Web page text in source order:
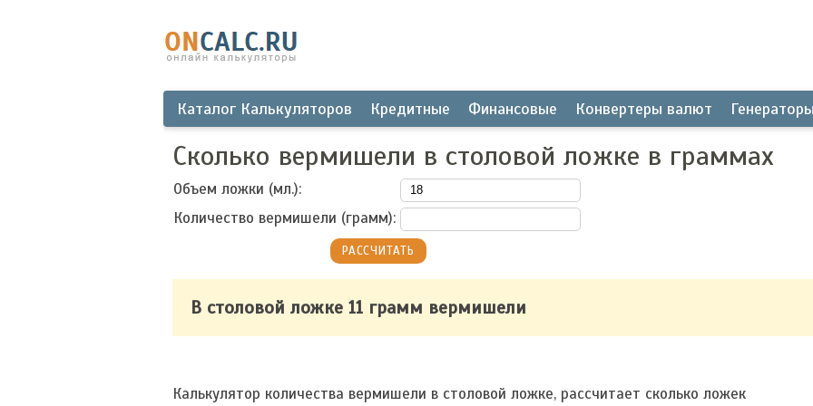
Каталог Калькуляторов Кредитные Финансовые Конвертеры валют
Сколько вермишели в столовой ложке в граммах
Объем ложки (мл.):
Количество вермишели (грамм):
В столовой ложке 11 грамм вермишели
Калькулятор количества вермишели в столовой ложке, рассчитает сколько ложек